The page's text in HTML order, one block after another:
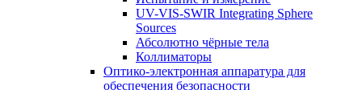
UV-VIS-SWIR Integrating Sphere
Sources
Абсолютно чёрные тела
Коллиматоры
Оптико-электронная аппаратура для
обеспечения безопасности